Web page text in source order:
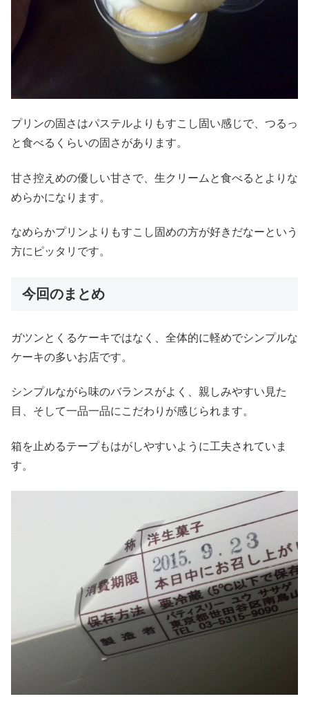
プリンの固さはパステルよりもすこし固い感じで、つるっ
と食べるくらいの固さがあります。
甘さ控えめの優しい甘さで、生クリームと食べるとよりな
めらかになります。
なめらかプリンよりもすこし固めの方が好きだなーという
方にピッタリです。
今回のまとめ
ガツンとくるケーキではなく、全体的に軽めでシンプルな
ケーキの多いお店です。
シンプルながら味のバランスがよく、親しみやすい見た
目、そして一品一品にこだわりが感じられます。
箱を止めるテープもはがしやすいように工夫されていま
す。